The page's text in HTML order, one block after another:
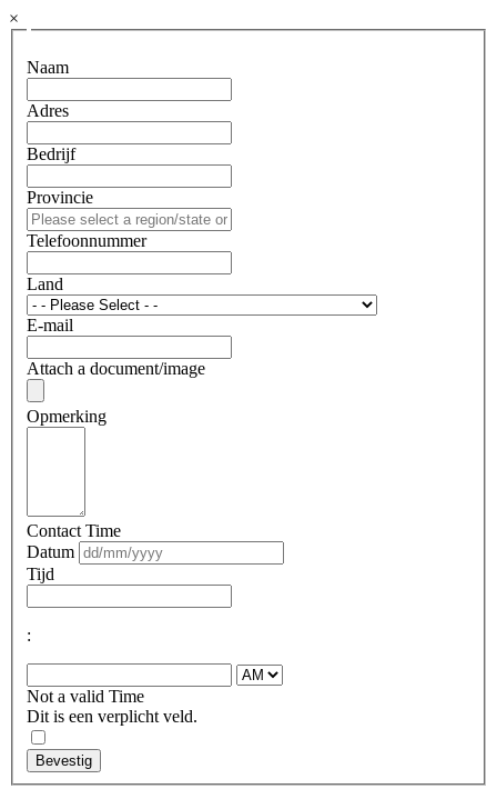
×
Naam
Adres
Bedrijf
Provincie
Telefoonnummer
Land
E-mail
Attach a document/image
Opmerking
Contact Time
Datum
Tijd
:
Not a valid Time
Dit is een verplicht veld.
Bevestig